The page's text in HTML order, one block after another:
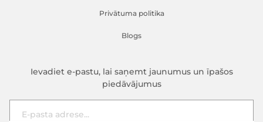
Privātuma politika
Blogs
Ievadiet e-pastu, lai saņemt jaunumus un īpašos
piedāvājumus